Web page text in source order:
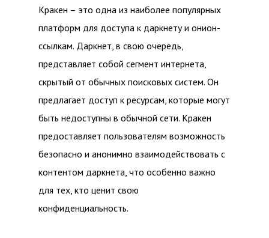
Кракен – это одна из наиболее популярных
платформ для доступа к даркнету и онион-
ссылкам. Даркнет, в свою очередь,
представляет собой сегмент интернета,
скрытый от обычных поисковых систем. Он
предлагает доступ к ресурсам, которые могут
быть недоступны в обычной сети. Кракен
предоставляет пользователям возможность
безопасно и анонимно взаимодействовать с
контентом даркнета, что особенно важно
для тех, кто ценит свою
конфиденциальность.